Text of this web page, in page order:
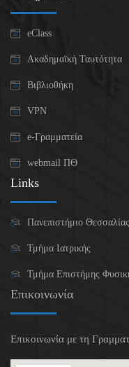
eClass
Ακαδημαϊκή Ταυτότητα
Βιβλιοθήκη
VPN
e-Γραμματεία
webmail ΠΘ
Links
Πανεπιστήμιο Θεσσαλίας
Τμήμα Ιατρικής
Τμήμα Επιστήμης
Επικοινωνία
Επικοινωνία με τη